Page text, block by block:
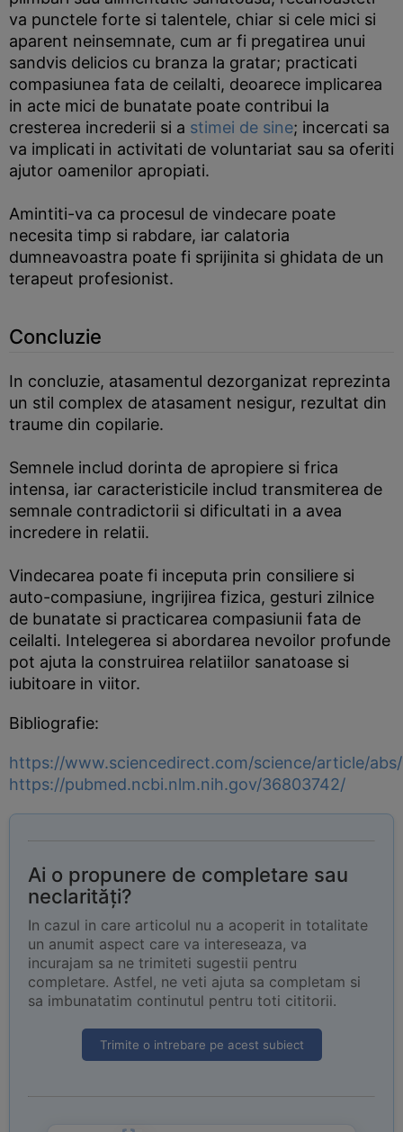
va punctele forte si talentele, chiar si cele mici si
aparent neinsemnate, cum ar fi pregatirea unui
sandvis delicios cu branza la gratar; practicati
compasiunea fata de ceilalti, deoarece implicarea
in acte mici de bunatate poate contribui la
cresterea increderii si a stimei de sine; incercati sa
va implicati in activitati de voluntariat sau sa oferiti
ajutor oamenilor apropiati.
Amintiti-va ca procesul de vindecare poate
necesita timp si rabdare, iar calatoria
dumneavoastra poate fi sprijinita si ghidata de un
terapeut profesionist.
Concluzie
In concluzie, atasamentul dezorganizat reprezinta
un stil complex de atasament nesigur, rezultat din
traume din copilarie.
Semnele includ dorinta de apropiere si frica
intensa, iar caracteristicile includ transmiterea de
semnale contradictorii si dificultati in a avea
incredere in relatii.
Vindecarea poate fi inceputa prin consiliere si
auto-compasiune, ingrijirea fizica, gesturi zilnice
de bunatate si practicarea compasiunii fata de
ceilalti. Intelegerea si abordarea nevoilor profunde
pot ajuta la construirea relatiilor sanatoase si
iubitoare in viitor.
Bibliografie:
https://www.sciencedirect.com/science/article/
https://pubmed.ncbi.nlm.nih.gov/36803742/
Ai o propunere de completare sau
neclarități?
In cazul in care articolul nu a acoperit in totalitate
un anumit aspect care va intereseaza, va
incurajam sa ne trimiteti sugestii pentru
completare. Astfel, ne veti ajuta sa completam si
sa imbunatatim continutul pentru toti cititorii.
Trimite o intrebare pe acest subiect